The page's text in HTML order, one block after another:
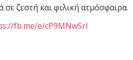
σε ζεστή και φιλική ατμόσφαιρα.
fb.me/e/cP9MNwSrI